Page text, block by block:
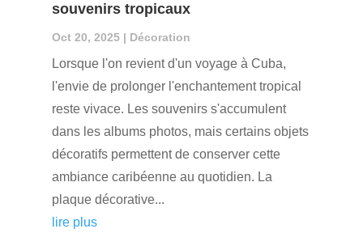
souvenirs tropicaux
Oct 20, 2025| Décoration
Lorsque l'on revient d'un voyage à Cuba,
l'envie de prolonger l'enchantement tropical
reste vivace. Les souvenirs s'accumulent
dans les albums photos, mais certains objets
décoratifs permettent de conserver cette
ambiance caribéenne au quotidien. La
plaque décorative...
lire plus